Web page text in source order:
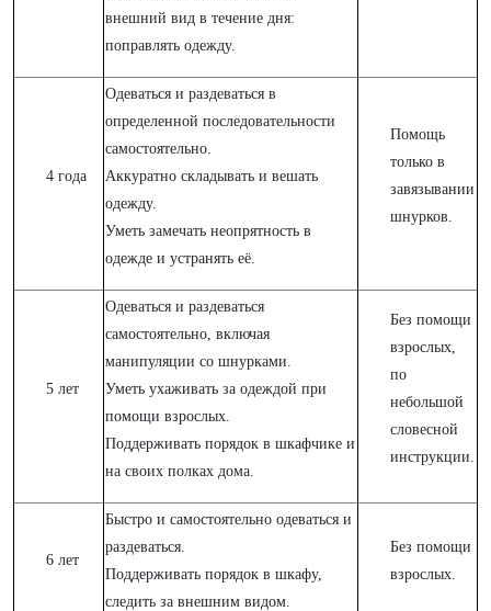
внешний вид в течение дня:
поправлять одежду.
4 года
Одеваться и раздеваться в
определенной последовательности
самостоятельно.
Аккуратно складывать и вешать
одежду.
Уметь замечать неопрятность в
одежде и устранять её.
Помощь
только в
завязывании
шнурков.
5 лет
Одеваться и раздеваться
самостоятельно, включая
манипуляции со шнурками.
Уметь ухаживать за одеждой при
помощи взрослых.
Поддерживать порядок в шкафчике и
на своих полках дома.
Без помощи
взрослых,
по
небольшой
словесной
инструкции.
6 лет
Быстро и самостоятельно одеваться и
раздеваться.
Поддерживать порядок в шкафу,
следить за внешним видом.
Без помощи
взрослых.